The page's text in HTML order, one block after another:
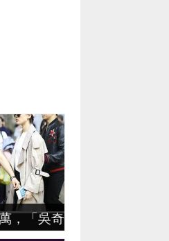
，「吳奇隆」損失慘重：